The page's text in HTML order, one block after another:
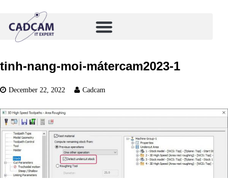
tinh-nang-moi-mátercam2023-1
December 22, 2022 Cadcam